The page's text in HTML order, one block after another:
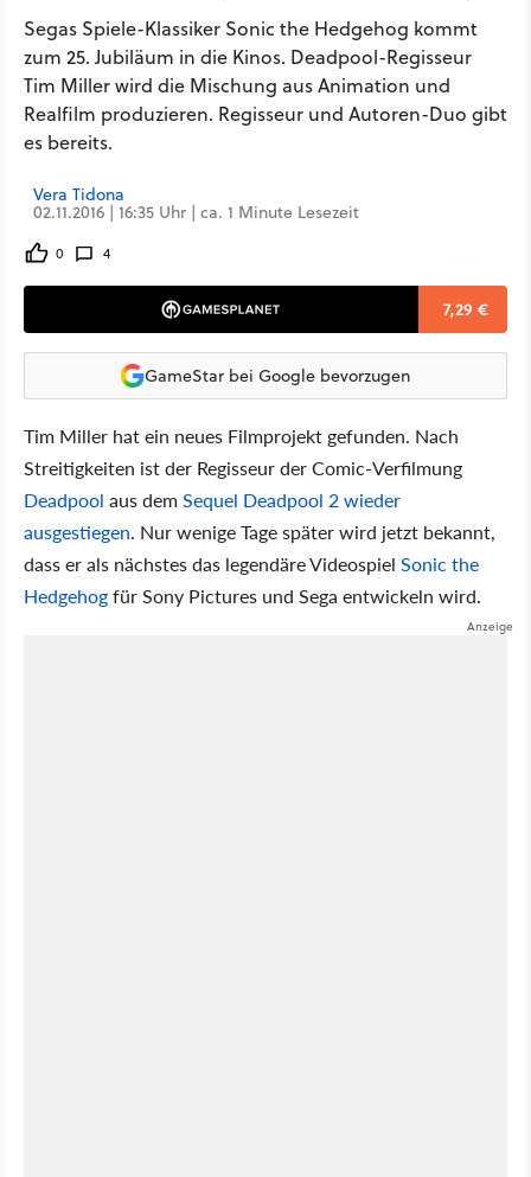
Segas Spiele-Klassiker Sonic the Hedgehog kommt
zum 25. Jubiläum in die Kinos. Deadpool-Regisseur
Tim Miller wird die Mischung aus Animation und
Realfilm produzieren. Regisseur und Autoren-Duo gibt
es bereits.
Vera Tidona
02.11.2016 | 16:35 Uhr | ca. 1 Minute Lesezeit
0 4
7,29 €
GameStar bei Google bevorzugen
Tim Miller hat ein neues Filmprojekt gefunden. Nach
Streitigkeiten ist der Regisseur der Comic-Verfilmung
Deadpool aus demSequel Deadpool 2 wieder
ausgestiegen. Nur wenige Tage später wird jetzt bekannt,
dass er als nächstes das legendäre Videospiel Sonic the
Hedgehogfür Sony Pictures und Sega entwickeln wird.